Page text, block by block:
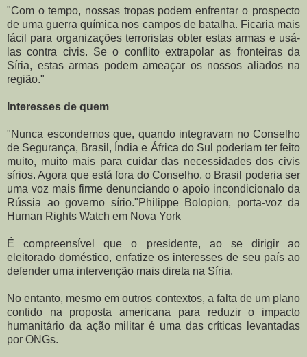
"Com o tempo, nossas tropas podem enfrentar o prospecto
de uma guerra química nos campos de batalha. Ficaria mais
fácil para organizações terroristas obter estas armas e usá-
las contra civis. Se o conflito extrapolar as fronteiras da
Síria, estas armas podem ameaçar os nossos aliados na
região."
Interesses de quem
"Nunca escondemos que, quando integravam no Conselho
de Segurança, Brasil, Índia e África do Sul poderiam ter feito
muito, muito mais para cuidar das necessidades dos civis
sírios. Agora que está fora do Conselho, o Brasil poderia ser
uma voz mais firme denunciando o apoio incondicionalo da
Rússia ao governo sírio."Philippe Bolopion, porta-voz da
Human Rights Watch em Nova York
É compreensível que o presidente, ao se dirigir ao
eleitorado doméstico, enfatize os interesses de seu país ao
defender uma intervenção mais direta na Síria.
No entanto, mesmo em outros contextos, a falta de um plano
contido na proposta americana para reduzir o impacto
humanitário da ação militar é uma das críticas levantadas
por ONGs.